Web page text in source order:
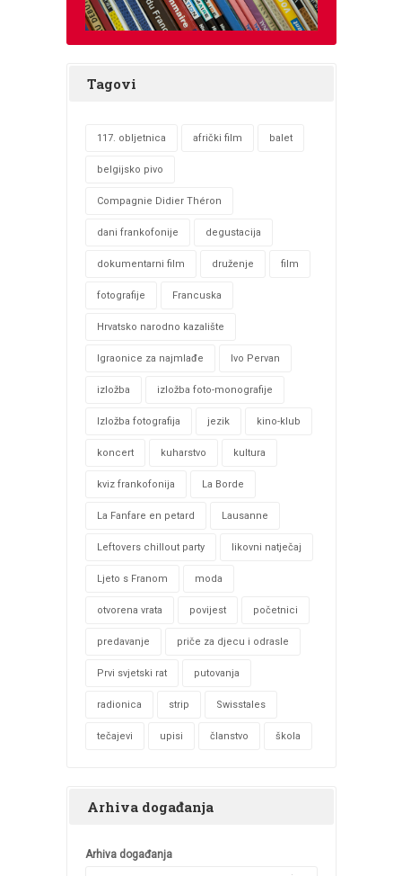
Tagovi
117. obljetnica afrički film balet
belgijsko pivo
Compagnie Didier Théron
dani frankofonije degustacija
dokumentarni film druženje film
fotografije Francuska
Hrvatsko narodno kazalište
Igraonice za najmlađe Ivo Pervan
izložba izložba foto-monografije
Izložba fotografija jezik kino-klub
koncert kuharstvo kultura
kviz frankofonija La Borde
La Fanfare en petard Lausanne
Leftovers chillout party likovni natječaj
Ljeto s Franom moda
otvorena vrata povijest početnici
predavanje priče za djecu i odrasle
Prvi svjetski rat putovanja
radionica strip Swisstales
tečajevi upisi članstvo škola
Arhiva događanja
Arhiva događanja